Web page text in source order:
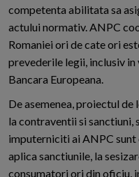
competenta abilitata sa
actului normativ. ANPC
Romaniei ori de cate ori
prevederile legii, inclusiv
Bancara Europeana.
De asemenea, proiectul
la contraventii si
imputerniciti ai ANPC
aplica sanctiunile, la
consumatori ori din oficiu,